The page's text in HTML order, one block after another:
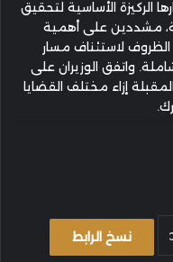
الركيزة الأساسية لتحقيق
مشددين على أهمية
لاستئناف مسار
واتفق الوزيران على
إزاء مختلف القضايا
نسخ الرابط